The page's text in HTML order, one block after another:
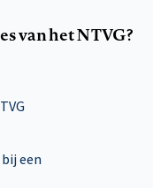
van het NTVG?
een